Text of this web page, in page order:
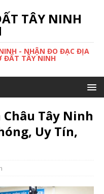
TÂY NINH
- NHẬN ĐO ĐẠC ĐỊA
ĐẤT TÂY NINH
Châu Tây Ninh
Uy Tín,